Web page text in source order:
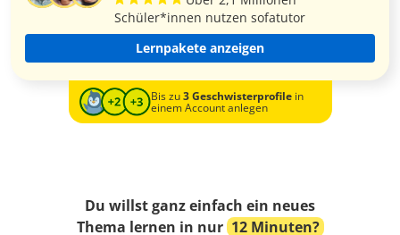
Schüler*innen nutzen sofatutor
Lernpakete anzeigen
Bis zu3 Geschwisterprofilein
einem Account anlegen
Du willst ganz einfach ein neues
Thema lernen in nur 12 Minuten?